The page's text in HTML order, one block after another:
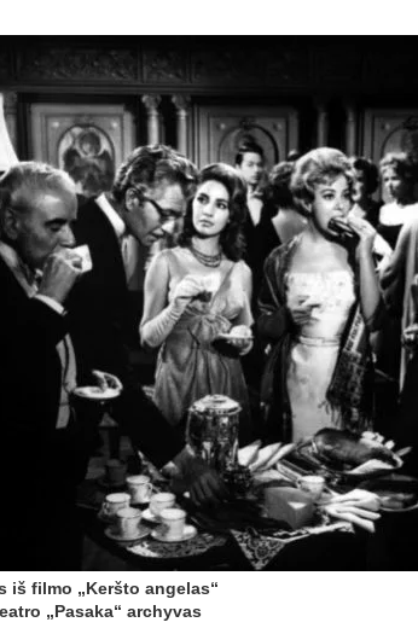
iš filmo „Keršto angelas“
„Pasaka“ archyvas